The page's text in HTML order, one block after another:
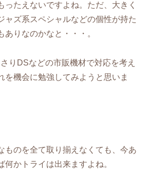
ったえないですよね。ただ、大きく
ャズ系スペシャルなどの個性が持た
ありなのかなと・・・。
りDSなどの市販機材で対応を考え
を機会に勉強してみようと思いま
ものを全て取り揃えなくても、今あ
何かトライは出来ますよね。